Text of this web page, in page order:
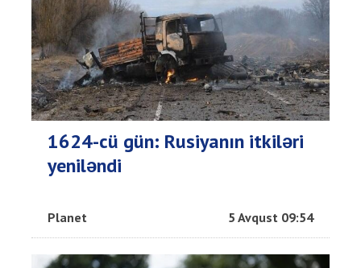
1624-cü gün: Rusiyanın itkiləri
yeniləndi
Planet 5 Avqust 09:54